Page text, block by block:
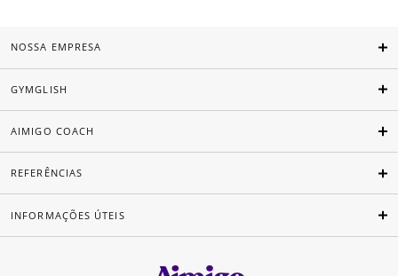
NOSSA EMPRESA
GYMGLISH
AIMIGO COACH
REFERÊNCIAS
INFORMAÇÕES ÚTEIS